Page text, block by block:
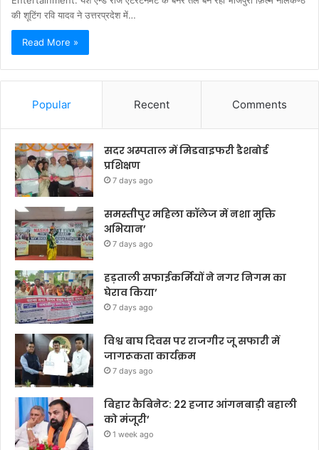
की शूटिंग रवि यादव ने उत्तरप्रदेश में…
Read More »
Popular Recent Comments
सदर अस्पताल में मिडवाइफरी डैशबोर्ड
प्रशिक्षण
7 days ago
समस्तीपुर महिला कॉलेज में नशा मुक्ति
अभियान’
7 days ago
हड़ताली सफाईकर्मियों ने नगर निगम का
घेराव किया’
7 days ago
विश्व बाघ दिवस पर राजगीर जू सफारी में
जागरूकता कार्यक्रम
7 days ago
बिहार कैबिनेट: 22 हजार आंगनबाड़ी बहाली
को मंजूरी’
1 week ago